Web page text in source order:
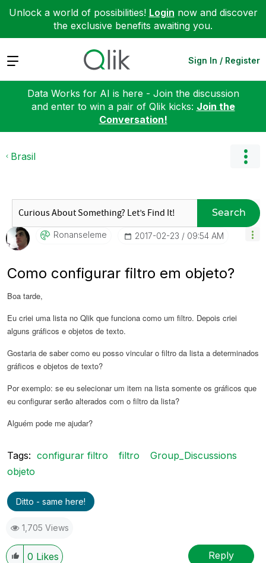
Unlock a world of possibilities! Login now and discover
the exclusive benefits awaiting you.
Expand Sign In / Register
Data Works for AI is here - Join the discussion
and enter to win a pair of Qlik kicks: Join the
Conversation!
Brasil
Search
Ronanseleme ‎2017-02-23 09:54 AM
Como configurar filtro em objeto?
Boa tarde,
Eu criei uma lista no Qlik que funciona como um filtro. Depois criei
alguns gráficos e objetos de texto.
Gostaria de saber como eu posso vincular o filtro da lista a determinados
gráficos e objetos de texto?
Por exemplo: se eu selecionar um item na lista somente os gráficos que
eu configurar serão alterados com o filtro da lista?
Alguém pode me ajudar?
Tags: configurar filtro filtro
Group_Discussions
objeto
Ditto - same here!
1,705 Views
0 Likes Reply